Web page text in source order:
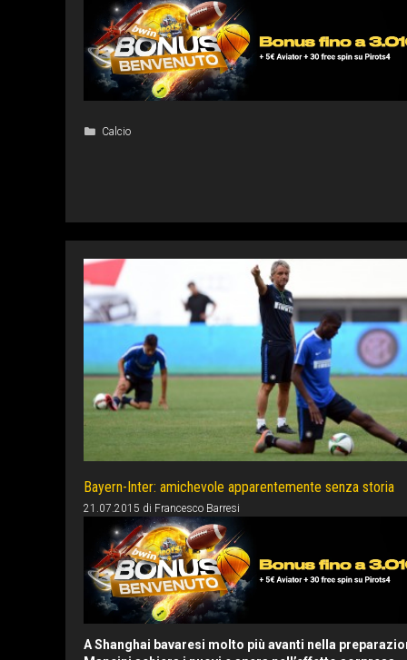
Categorie
Calcio
Bayern-Inter: amichevole apparentemente senza storia
21.07.2015 di Francesco Barresi
A Shanghai bavaresi molto più avanti nella